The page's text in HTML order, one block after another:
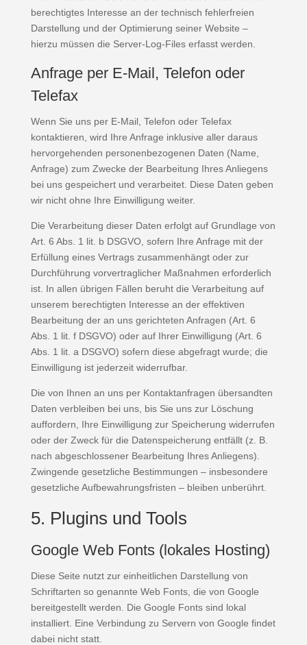
berechtigtes Interesse an der technisch fehlerfreien
Darstellung und der Optimierung seiner Website –
hierzu müssen die Server-Log-Files erfasst werden.
Anfrage per E-Mail, Telefon oder
Telefax
Wenn Sie uns per E-Mail, Telefon oder Telefax
kontaktieren, wird Ihre Anfrage inklusive aller daraus
hervorgehenden personenbezogenen Daten (Name,
Anfrage) zum Zwecke der Bearbeitung Ihres Anliegens
bei uns gespeichert und verarbeitet. Diese Daten geben
wir nicht ohne Ihre Einwilligung weiter.
Die Verarbeitung dieser Daten erfolgt auf Grundlage von
Art. 6 Abs. 1 lit. b DSGVO, sofern Ihre Anfrage mit der
Erfüllung eines Vertrags zusammenhängt oder zur
Durchführung vorvertraglicher Maßnahmen erforderlich
ist. In allen übrigen Fällen beruht die Verarbeitung auf
unserem berechtigten Interesse an der effektiven
Bearbeitung der an uns gerichteten Anfragen (Art. 6
Abs. 1 lit. f DSGVO) oder auf Ihrer Einwilligung (Art. 6
Abs. 1 lit. a DSGVO) sofern diese abgefragt wurde; die
Einwilligung ist jederzeit widerrufbar.
Die von Ihnen an uns per Kontaktanfragen übersandten
Daten verbleiben bei uns, bis Sie uns zur Löschung
auffordern, Ihre Einwilligung zur Speicherung widerrufen
oder der Zweck für die Datenspeicherung entfällt (z. B.
nach abgeschlossener Bearbeitung Ihres Anliegens).
Zwingende gesetzliche Bestimmungen – insbesondere
gesetzliche Aufbewahrungsfristen – bleiben unberührt.
5. Plugins und Tools
Google Web Fonts (lokales Hosting)
Diese Seite nutzt zur einheitlichen Darstellung von
Schriftarten so genannte Web Fonts, die von Google
bereitgestellt werden. Die Google Fonts sind lokal
installiert. Eine Verbindung zu Servern von Google findet
dabei nicht statt.